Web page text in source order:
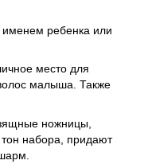
именем ребенка или
место для
малыша. Также
ножницы,
набора, придают